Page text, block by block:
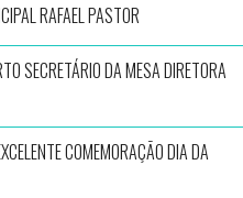
RAFAEL PASTOR
SECRETÁRIO DA MESA DIRETORA
COMEMORAÇÃO DIA DA